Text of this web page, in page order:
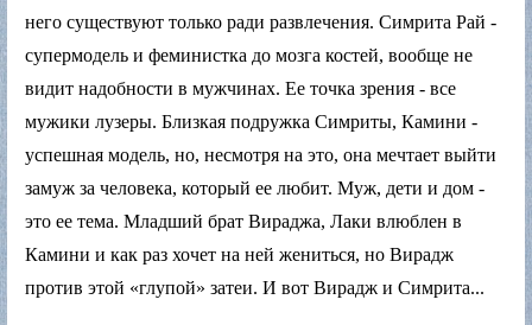
него существуют только ради развлечения. Симрита Рай -
супермодель и феминистка до мозга костей, вообще не
видит надобности в мужчинах. Ее точка зрения - все
мужики лузеры. Близкая подружка Симриты, Камини -
успешная модель, но, несмотря на это, она мечтает выйти
замуж за человека, который ее любит. Муж, дети и дом -
это ее тема. Младший брат Вираджа, Лаки влюблен в
Камини и как раз хочет на ней жениться, но Вирадж
против этой «глупой» затеи. И вот Вирадж и Симрита...